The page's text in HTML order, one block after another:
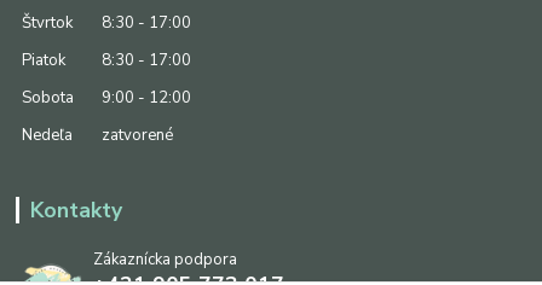
Štvrtok
8:30 - 17:00
Piatok
8:30 - 17:00
Sobota
9:00 - 12:00
Nedeľa
zatvorené
Kontakty
Zákaznícka podpora